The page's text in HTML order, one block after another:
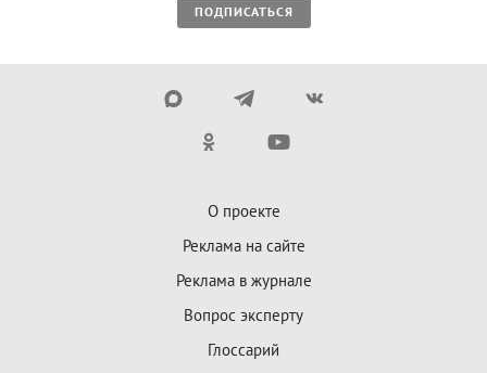
ПОДПИСАТЬСЯ
О проекте
Реклама на сайте
Реклама в журнале
Вопрос эксперту
Глоссарий